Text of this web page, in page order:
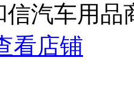
信汽车用品
看店铺